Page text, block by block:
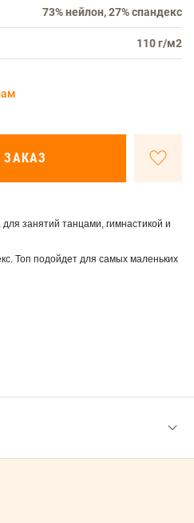
73% нейлон, 27% спандекс
110 г/м2
занятий танцами, гимнастикой и
. Топ подойдет для самых маленьких